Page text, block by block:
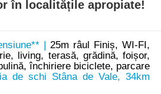
în localitățile apropiate!
|25m râul Finiș, WI-FI,
living, terasă, grădină, foișor,
închiriere biciclete, parcare
de schi Stâna de Vale, 34km